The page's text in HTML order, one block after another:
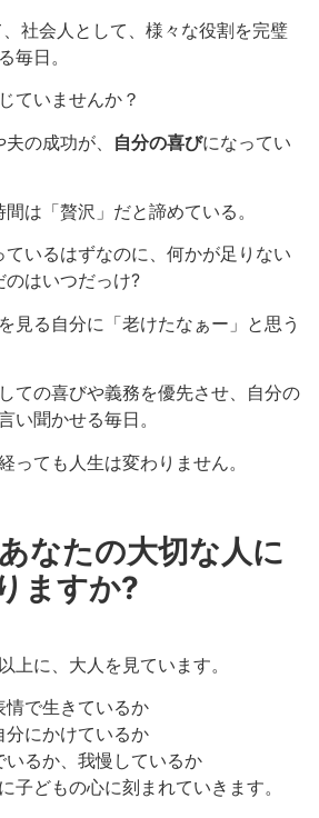
社会人として、様々な役割を完璧
毎日。
ていませんか？
の成功が、 自分の喜びになってい
は「贅沢」だと諦めている。
ているはずなのに、何かが足りない
のはいつだっけ?
見る自分に「老けたなぁー」と思う
ての喜びや義務を優先させ、自分の
い聞かせる毎日。
っても人生は変わりません。
なたの大切な人に
ますか?
上に、大人を見ています。
情で生きているか
分にかけているか
いるか、我慢しているか
子どもの心に刻まれていきます。